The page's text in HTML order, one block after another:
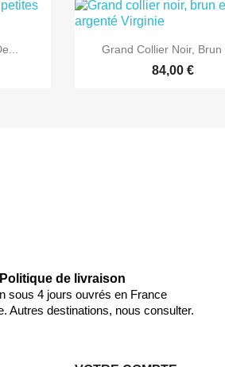
 Aperçu rapide
Grand Collier Noir, Brun
84,00 €
Politique de livraison
sous 4 jours ouvrés en France
Autres destinations, nous consulter.